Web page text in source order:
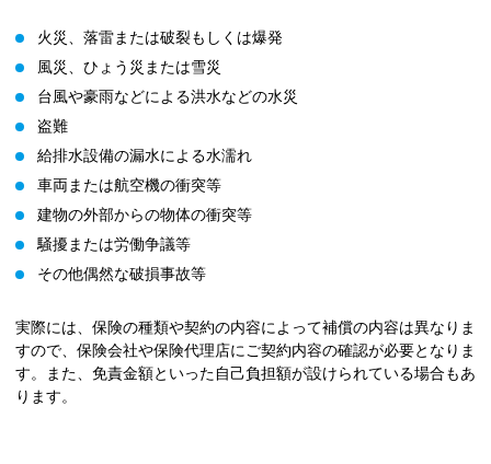
火災、落雷または破裂もしくは爆発
風災、ひょう災または雪災
台風や豪雨などによる洪水などの水災
盗難
給排水設備の漏水による水濡れ
車両または航空機の衝突等
建物の外部からの物体の衝突等
騒擾または労働争議等
その他偶然な破損事故等
実際には、保険の種類や契約の内容によって補償の内容は異なりま
すので、保険会社や保険代理店にご契約内容の確認が必要となりま
す。また、免責金額といった自己負担額が設けられている場合もあ
ります。